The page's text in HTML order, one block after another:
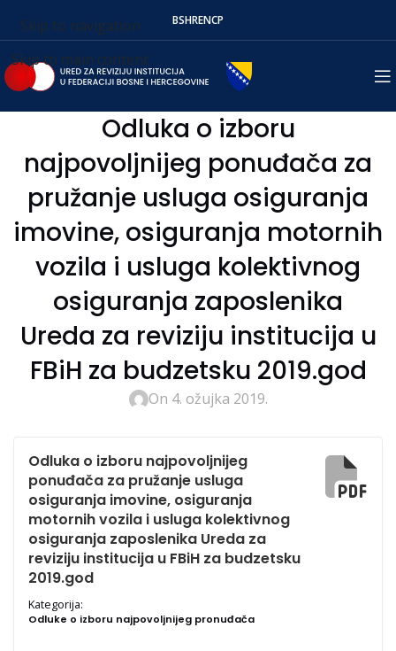
Skip to navigation
Skip to main content
BSHRENСР
Odluka o izboru
najpovoljnijeg ponuđača za
pružanje usluga osiguranja
imovine, osiguranja motornih
vozila i usluga kolektivnog
osiguranja zaposlenika
Ureda za reviziju institucija u
FBiH za budzetsku 2019.god
On 4. ožujka 2019.
Odluka o izboru najpovoljnijeg
ponuđača za pružanje usluga
osiguranja imovine, osiguranja
motornih vozila i usluga kolektivnog
osiguranja zaposlenika Ureda za
reviziju institucija u FBiH za budzetsku
2019.god
Kategorija:
Odluke o izboru najpovoljnijeg pronuđača